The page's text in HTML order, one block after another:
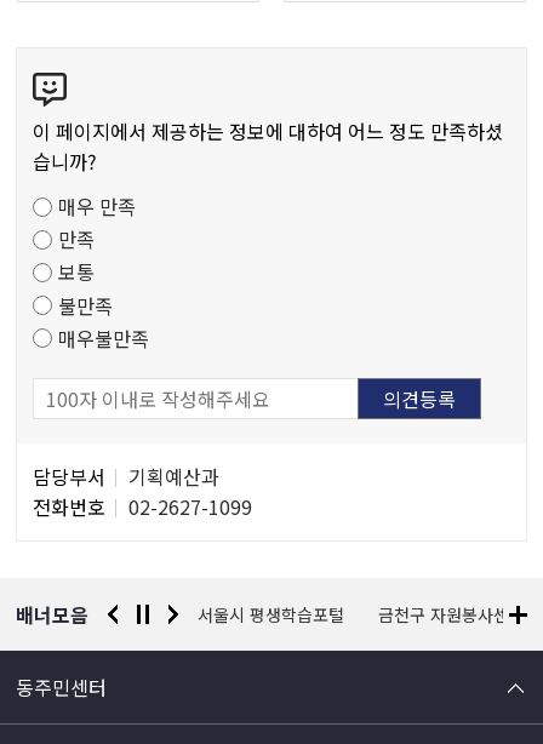
텐
츠
만
도
조
사
이 페이지에서 제공하는 정보에 대하여 어느 정도 만족하셨
습니까?
매우 만족
만족
보통
불만족
매우불만족
당
자
담당부서
기획예산과
전화번호
02-2627-1099
배너모음
찰청 유실물 통합포털 서울시 평생학습포털 금천구 자원봉사센터
동주민센터